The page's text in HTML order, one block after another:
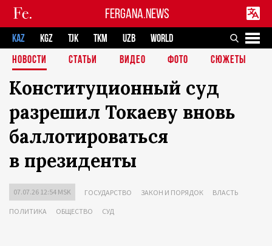
FERGANA.NEWS
KAZ KGZ TJK TKM UZB
WORLD
НОВОСТИ
СТАТЬИ ВИДЕО ФОТО СЮЖЕТЫ
Конституционный суд
разрешил Токаеву вновь
баллотироваться
в президенты
07.07.26 12:54 MSK ГОСУДАРСТВО ЗАКОН И ПОРЯДОК ВЛАСТЬ
ПОЛИТИКА ОБЩЕСТВО СУД